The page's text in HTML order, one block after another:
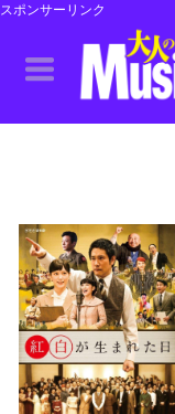
スポンサーリンク